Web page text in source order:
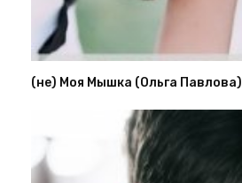
(не) Моя Мышка (Ольга Павлова)